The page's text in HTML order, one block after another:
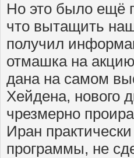
Но это было ещё
что вытащить
получил
отмашка на
дана на самом
Хейдена, нового
чрезмерно
Иран
программы, не